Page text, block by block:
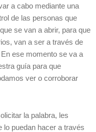
a cabo mediante una
de las personas que
se van a abrir, para que
van a ser a través de
ese momento se va a
guía para que
ver o corroborar
la palabra, les
lo puedan hacer a través